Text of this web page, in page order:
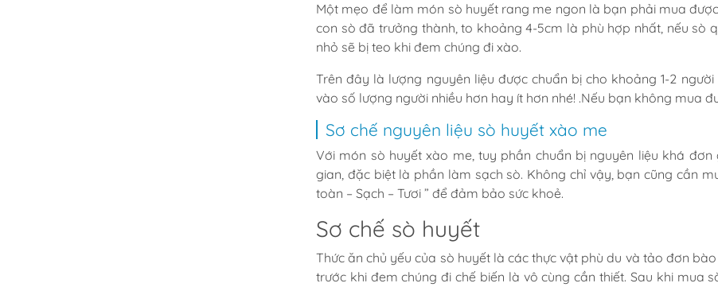
Một mẹo để làm món sò huyết rang me ngon là bạn phải mua
con sò đã trưởng thành, to khoảng 4-5cm là phù hợp nhất, nếu sò
nhỏ sẽ bị teo khi đem chúng đi xào.
Trên đây là lượng nguyên liệu được chuẩn bị cho khoảng 1-2
vào số lượng người nhiều hơn hay ít hơn nhé! .Nếu bạn không mua
Sơ chế nguyên liệu sò huyết xào me
Với món sò huyết xào me, tuy phần chuẩn bị nguyên liệu khá
gian, đặc biệt là phần làm sạch sò. Không chỉ vậy, bạn cũng cần
toàn – Sạch – Tươi ” để đảm bảo sức khoẻ.
Sơ chế sò huyết
Thức ăn chủ yếu của sò huyết là các thực vật phù du và tảo đơn
trước khi đem chúng đi chế biến là vô cùng cần thiết. Sau khi mua